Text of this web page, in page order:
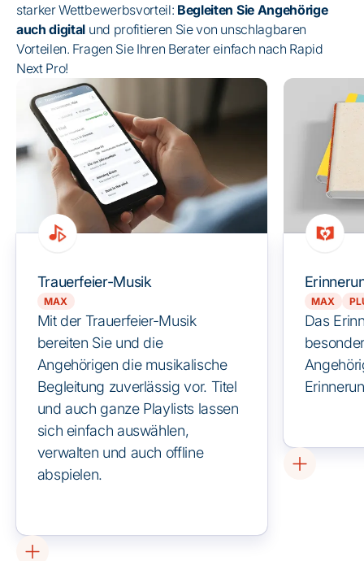
starker Wettbewerbsvorteil: Begleiten Sie Angehörige
auch digital und profitieren Sie von unschlagbaren
Vorteilen. Fragen Sie Ihren Berater einfach nach Rapid
Next Pro!
Trauerfeier-Musik
MAX
Mit der Trauerfeier-Musik
bereiten Sie und die
Angehörigen die musikalische
Begleitung zuverlässig vor. Titel
und auch ganze Playlists lassen
sich einfach auswählen,
verwalten und auch offline
abspielen.
MAX
Das